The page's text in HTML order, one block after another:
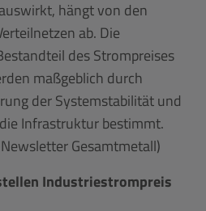
hängt von den
ab. Die
des Strompreises
maßgeblich durch
der Systemstabilität und
Infrastruktur bestimmt.
Gesamtmetall)
Industriestrompreis